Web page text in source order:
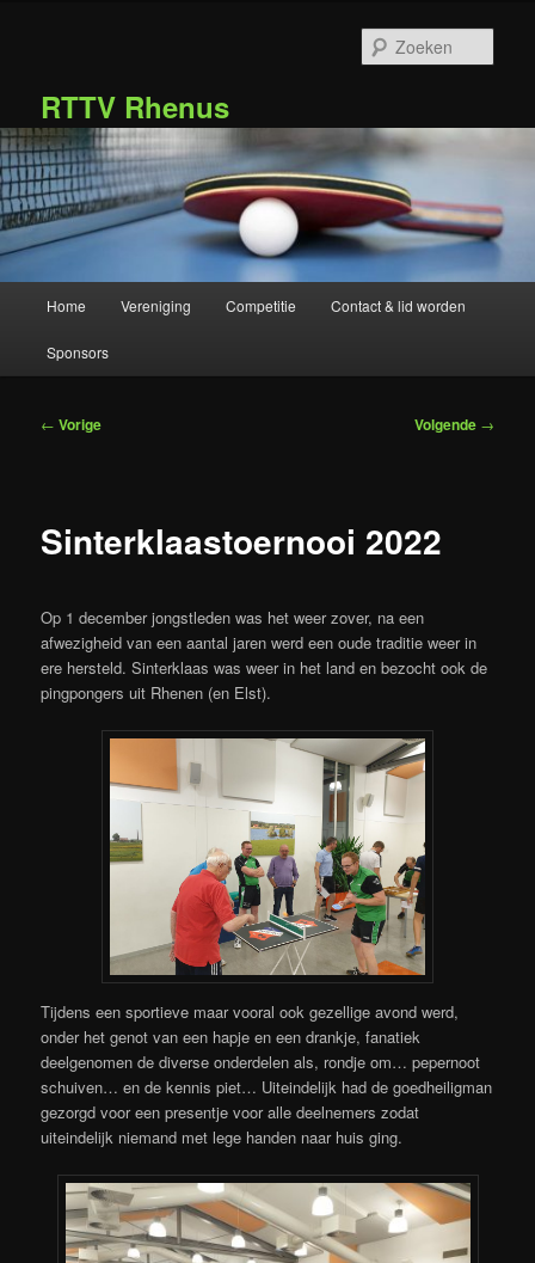
inhoudRTTV Rhenus
Home Vereniging Competitie Contact & lid worden
Sponsors
Bericht
← Vorige Volgende →
Sinterklaastoernooi 2022
Op 1 december jongstleden was het weer zover, na een
afwezigheid van een aantal jaren werd een oude traditie weer in
ere hersteld. Sinterklaas was weer in het land en bezocht ook de
pingpongers uit Rhenen (en Elst).
Tijdens een sportieve maar vooral ook gezellige avond werd,
onder het genot van een hapje en een drankje, fanatiek
deelgenomen de diverse onderdelen als, rondje om… pepernoot
schuiven… en de kennis piet… Uiteindelijk had de goedheiligman
gezorgd voor een presentje voor alle deelnemers zodat
uiteindelijk niemand met lege handen naar huis ging.